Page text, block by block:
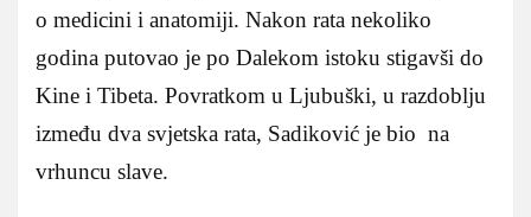
o medicini i anatomiji. Nakon rata nekoliko
godina putovao je po Dalekom istoku stigavši do
Kine i Tibeta. Povratkom u Ljubuški, u razdoblju
između dva svjetska rata, Sadiković je bio na
vrhuncu slave.